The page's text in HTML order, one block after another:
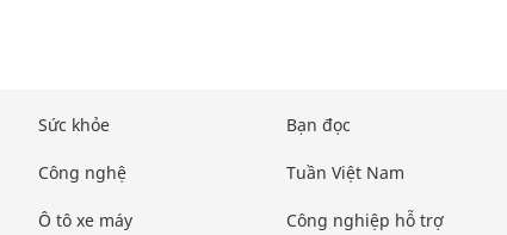
Sức khỏe
Công nghệ
Ô tô xe máy
Bạn đọc
Tuần Việt Nam
Công nghiệp hỗ trợ